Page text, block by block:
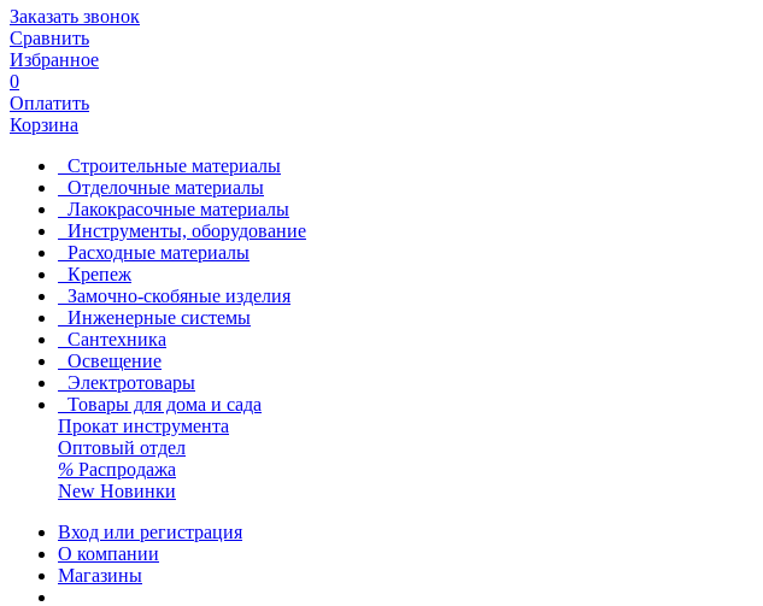
Заказать звонок
Сравнить
Избранное
0
Оплатить
Корзина
Строительные материалы
Отделочные материалы
Лакокрасочные материалы
Инструменты, оборудование
Расходные материалы
Крепеж
Замочно-скобяные изделия
Инженерные системы
Сантехника
Освещение
Электротовары
Товары для дома и сада
Прокат инструмента
Оптовый отдел
% Распродажа
New Новинки
Вход или регистрация
О компании
Магазины